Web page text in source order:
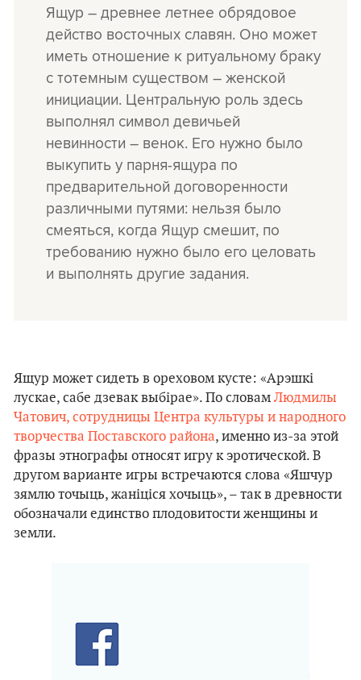
Ящур – древнее летнее обрядовое
действо восточных славян. Оно может
иметь отношение к ритуальному браку
с тотемным существом – женской
инициации. Центральную роль здесь
выполнял символ девичьей
невинности – венок. Его нужно было
выкупить у парня-ящура по
предварительной договоренности
различными путями: нельзя было
смеяться, когда Ящур смешит, по
требованию нужно было его целовать
и выполнять другие задания.
Ящур может сидеть в ореховом кусте: «Арэшкі
лускае, сабе дзевак выбірае». По словам Людмилы
Чатович, сотрудницы Центра культуры и народного
творчества Поставского района, именно из-за этой
фразы этнографы относят игру к эротической. В
другом варианте игры встречаются слова «Яшчур
зямлю точыць, жаніціся хочыць», – так в древности
обозначали единство плодовитости женщины и
земли.